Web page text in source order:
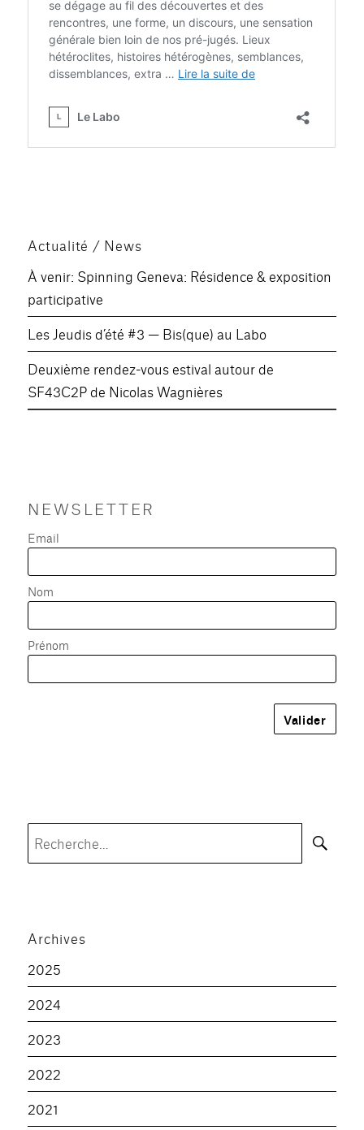
Actualité / News
À venir: Spinning Geneva: Résidence & exposition
participative
Les Jeudis d’été #3 — Bis(que) au Labo
Deuxième rendez-vous estival autour de
SF43C2P de Nicolas Wagnières
NEWSLETTER
Email
Nom
Prénom
Archives
2025
2024
2023
2022
2021